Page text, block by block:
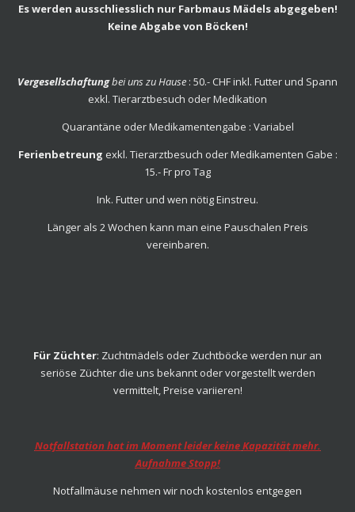
Es werden ausschliesslich nur Farbmaus Mädels abgegeben!
Keine Abgabe von Böcken!
Vergesellschaftungbei uns zu Hause : 50.- CHF inkl. Futter und Spann
exkl. Tierarztbesuch oder Medikation
Quarantäne oder Medikamentengabe : Variabel
Ferienbetreung exkl. Tierarztbesuch oder Medikamenten Gabe :
15.- Fr pro Tag
Ink. Futter und wen nötig Einstreu.
Länger als 2 Wochen kann man eine Pauschalen Preis
vereinbaren.
Für Züchter: Zuchtmädels oder Zuchtböcke werden nur an
seriöse Züchter die uns bekannt oder vorgestellt werden
vermittelt, Preise variieren!
Notfallstation hat im Moment leider keineKapazitätmehr.
AufnahmeStopp!
Notfallmäuse nehmen wir noch kostenlos entgegen